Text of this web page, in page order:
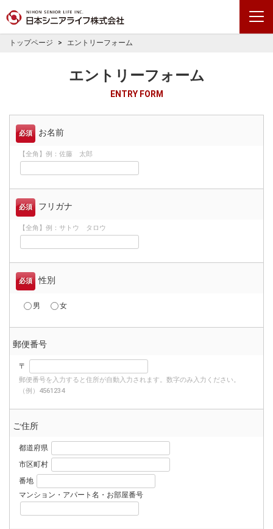
トップページ エントリーフォーム
エントリーフォーム
ENTRY FORM
必須 お名前
【全角】例：佐藤 太郎
必須 フリガナ
【全角】例：サトウ タロウ
必須 性別
男 女
郵便番号
〒
郵便番号を入力すると住所が自動入力されます。数字のみ入力ください。
（例）4561234
ご住所
都道府県
市区町村
番地
マンション・アパート名・お部屋番号